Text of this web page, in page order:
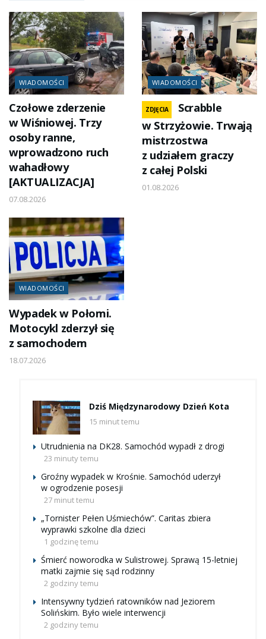
WIADOMOŚCI
Czołowe zderzenie
w Wiśniowej. Trzy
osoby ranne,
wprowadzono ruch
wahadłowy
[AKTUALIZACJA]
07.08.2026
WIADOMOŚCI
ZDJĘCIA
Scrabble
w Strzyżowie. Trwają
mistrzostwa
z udziałem graczy
z całej Polski
01.08.2026
WIADOMOŚCI
Wypadek w Połomi.
Motocykl zderzył się
z samochodem
18.07.2026
Dziś Międzynarodowy Dzień Kota
15 minut temu
Utrudnienia na DK28. Samochód wypadł z drogi
23 minuty temu
Groźny wypadek w Krośnie. Samochód uderzył
w ogrodzenie posesji
27 minut temu
„Tornister Pełen Uśmiechów”. Caritas zbiera
wyprawki szkolne dla dzieci
1 godzinę temu
Śmierć noworodka w Sulistrowej. Sprawą 15-letniej
matki zajmie się sąd rodzinny
2 godziny temu
Intensywny tydzień ratowników nad Jeziorem
Solińskim. Było wiele interwencji
2 godziny temu